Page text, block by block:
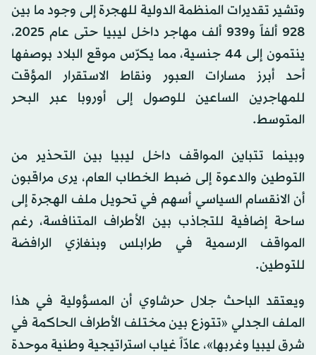
وتشير تقديرات المنظمة الدولية للهجرة إلى وجود ما بين
928 ألفاً و939 ألف مهاجر داخل ليبيا حتى عام 2025،
ينتمون إلى 44 جنسية، مما يكرّس موقع البلاد بوصفها
أحد أبرز مسارات العبور ونقاط الاستقرار المؤقت
للمهاجرين الساعين للوصول إلى أوروبا عبر البحر
المتوسط.
وبينما تتباين المواقف داخل ليبيا بين التحذير من
التوطين والدعوة إلى ضبط الخطاب العام، يرى مراقبون
أن الانقسام السياسي أسهم في تحويل ملف الهجرة إلى
ساحة إضافية للتجاذب بين الأطراف المتنافسة، رغم
المواقف الرسمية في طرابلس وبنغازي الرافضة
للتوطين.
ويعتقد الباحث جلال حرشاوي أن المسؤولية في هذا
الملف الجدلي «تتوزع بين مختلف الأطراف الحاكمة في
شرق ليبيا وغربها»، عادّاً غياب استراتيجية وطنية موحدة